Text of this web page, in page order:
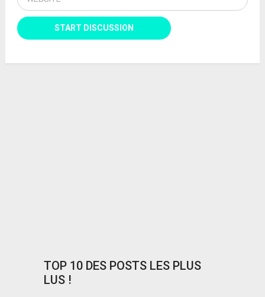
TOP 10 DES POSTS LES PLUS
LUS !